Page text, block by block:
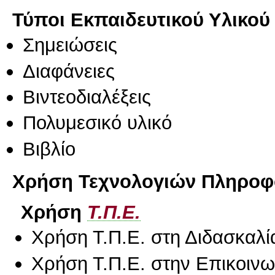
Τύποι Εκπαιδευτικού Υλικού
Σημειώσεις
Διαφάνειες
Βιντεοδιαλέξεις
Πολυμεσικό υλικό
Βιβλίο
Χρήση Τεχνολογιών
Χρήση Τ.Π.Ε.
Χρήση Τ.Π.Ε. στη
Χρήση Τ.Π.Ε. στην